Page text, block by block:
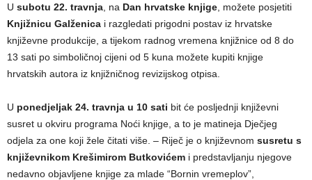
U subotu 22. travnja , na Dan hrvatske knjige , možete posjetiti
Knjižnicu Galženica i razgledati prigodni postav iz hrvatske
književne produkcije, a tijekom radnog vremena knjižnice od 8 do
13 sati po simboličnoj cijeni od 5 kuna možete kupiti knjige
hrvatskih autora iz knjižničnog revizijskog otpisa.
U ponedjeljak 24. travnja u 10 sati bit će posljednji književni
susret u okviru programa Noći knjige, a to je matineja Dječjeg
odjela za one koji žele čitati više. – Riječ je o književnom susretu s
književnikom Krešimirom Butkovićem i predstavljanju njegove
nedavno objavljene knjige za mlade “Bornin vremeplov”,